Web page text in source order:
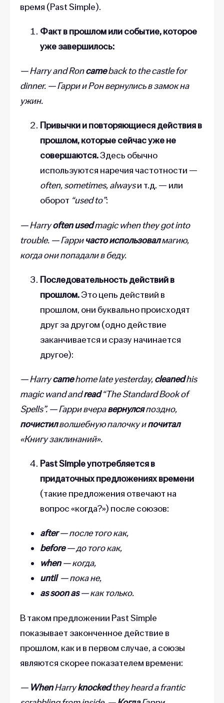
время (Past Simple).
Факт в прошлом или событие, которое
уже завершилось:
—Harry and Roncameback to the castle for
dinner. — Гарри и Рон вернулись в замок на
ужин.
Привычки и повторяющиеся действия в
прошлом, которые сейчас уже не
совершаются.Здесь обычно
используются наречия частотности —
often, sometimes, alwaysи т.д. — или
оборот “used to”:
— Harryoften usedmagic when theygot into
trouble. — Гарричасто использовалмагию,
когда они попадали в беду.
Последовательность действий в
прошлом.Это цепь действий в
прошлом, они буквально происходят
друг за другом (одно действие
заканчивается и сразу начинается
другое):
— Harrycamehome late yesterday,cleanedhis
magic wand andread“The Standard Book of
Spells”. — Гарри вчеравернулсяпоздно,
почистилволшебную палочку ипочитал
«Книгу заклинаний».
Past Simple употребляется в
придаточных предложениях времени
(такие предложения отвечают на
вопрос «когда?») после союзов:
after— после того как,
before— до того как,
when— когда,
until — пока не,
as soon as— как только.
В таком предложении Past Simple
показывает законченное действие в
прошлом, как и в первом случае, а союзы
являются скорее показателем времени:
— WhenHarryknockedthey heard a frantic